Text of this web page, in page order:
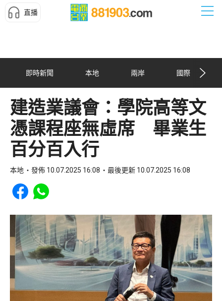
直播
即時新聞 本地 兩岸 國際
建造業議會：學院高等文
憑課程座無虛席 畢業生
百分百入行
本地 發佈 10.07.2025 16:08 最後更新 10.07.2025 16:08
Share to Facebook
Share to WhatsApp